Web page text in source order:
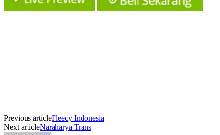
Previous articleFleecy Indonesia
Next articleNaraharya Trans